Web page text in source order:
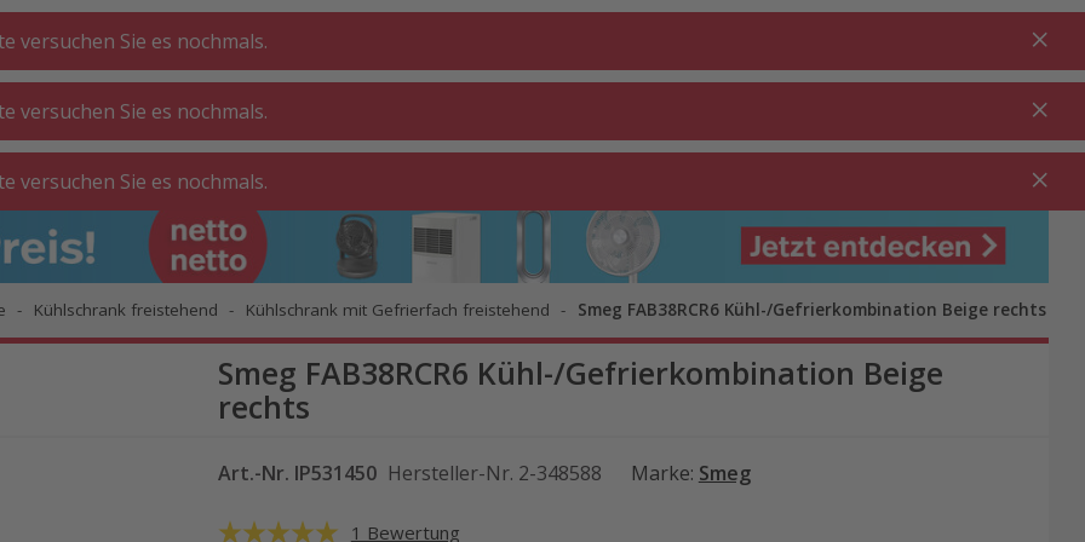
Warenkorb
⋅
BADEZIMMER
Kühlschrank freistehend Kühlschrank mit Gefrierfach freistehend Smeg FAB38RCR6 Kühl-/Gefrierkombination Beige rechts
Smeg FAB38RCR6 Kühl-/Gefrierkombination Beige
rechts
Art.-Nr. IP531450 Hersteller-Nr. 2-348588 Marke: Smeg
1 Bewertung
versuchen Sie es nochmals.
versuchen Sie es nochmals.
versuchen Sie es nochmals.